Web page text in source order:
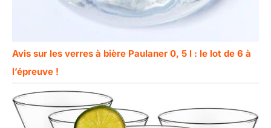
Avis sur les verres à bière Paulaner 0, 5 l : le lot de 6 à
l’épreuve !